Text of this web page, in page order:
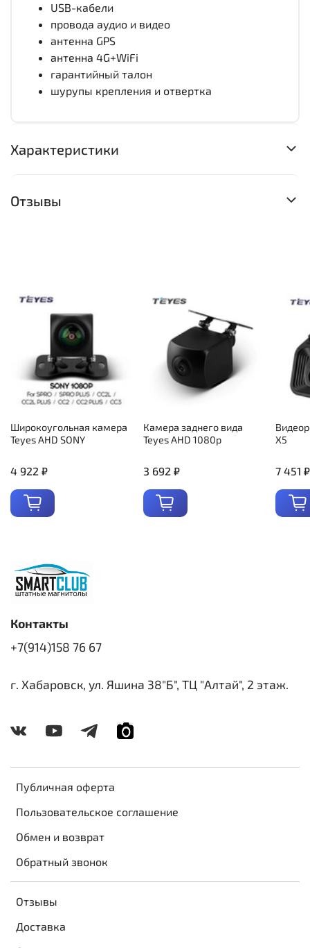
USB-кабели
провода аудио и видео
антенна GPS
антенна 4G+WiFi
гарантийный талон
шурупы крепления и отвертка
Характеристики
Отзывы
Широкоугольная камера
Teyes AHD SONY
4 922 ₽
Камера заднего вида
Teyes AHD 1080p
3 692 ₽
X5
7 451 ₽
Публичная оферта
Пользовательское соглашение
Обмен и возврат
Обратный звонок
Отзывы
Доставка
Контакты
+7(914)158 76 67
г. Хабаровск, ул. Яшина 38"Б", ТЦ "Алтай", 2 этаж.